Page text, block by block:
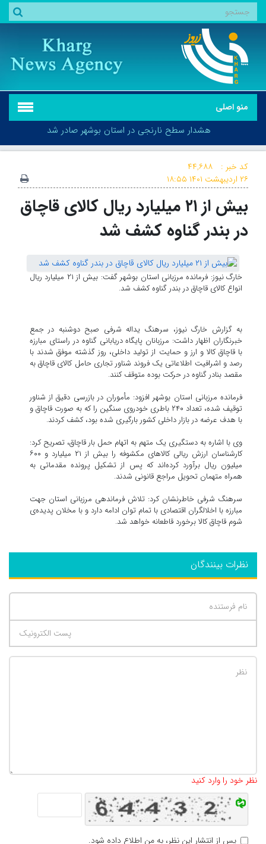
منو اصلی
هشدار سطح نارنجی در استان بوشهر صادر شد
هشدار سطح نارنجی در استان بوشهر صادر شد
کد خبر :
۴۴,۶۸۸
۲۶ اردیبهشت ۱۴۰۱
۱۸:۵۵
بیش از ۲۱ میلیارد ریال کالای قاچاق
در بندر گناوه کشف شد
خارگ نیوز: فرمانده مرزبانی استان بوشهر گفت: بیش از ۲۱ میلیارد ریال
انواع کالای قاچاق در بندر گناوه کشف شد.
به گزارش خارگ نیوز، سرهنگ یداله شرفی صبح دوشنبه در جمع
خبرنگاران اظهار داشت: مرزبانان پایگاه دریابانی گناوه در راستای مبارزه
با قاچاق کالا و ارز و حمایت از تولید داخلی، روز گذشته موفق شدند با
رصد و اشرافیت اطلاعاتی یک فروند شناور تجاری حامل کالای قاچاق به
مقصد بنادر گناوه در حرکت بوده متوقف کنند.
فرمانده مرزبانی استان بوشهر افزود: مأموران در بازرسی دقیق از شناور
توقیف شده، تعداد ۲۴۰ باطری خودروی سنگین را که به صورت قاچاق و
با هدف عرضه در بازار داخلی کشور بارگیری شده بود، کشف کردند.
وی با اشاره به دستگیری یک متهم به اتهام حمل بار قاچاق، تصریح کرد:
کارشناسان ارزش ریالی کالاهای مکشوفه را بیش از ۲۱ میلیارد و ۶۰۰
میلیون ریال برآورد کرده‌اند که پس از تشکیل پرونده مقدماتی به
همراه متهمان تحویل مراجع قانونی شدند.
سرهنگ شرفی خاطرنشان کرد: تلاش فرماندهی مرزبانی استان جهت
مبارزه با اخلالگران اقتصادی با تمام توان ادامه دارد و با مخلان پدیده‌ی
شوم قاچاق کالا برخورد قاطعانه خواهد شد.
نظرات بینندگان
نظر خود را وارد کنید
پس از انتشار این نظر، به من اطلاع داده شود.